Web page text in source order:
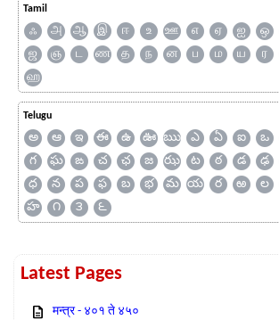
Tamil
ஃ அ ஆ இ ஈ உ ஊ எ ஏ ஐ ஒ
ஜ
ஞ ட ண த ந ன ப ம ய ர
ஹ
Telugu
అ ఆ ఇ ఈ ఉ ఊ ఋ ఎ ఏ ఐ ఒ
గ
ఘ ఙ చ ఛ జ ఝ ట ఠ డ ఢ
ధ
న ప ఫ బ భ మ య ర ఱ ల
హ
౧ ౩ ౬
Latest Pages
मन्त्र - ४०१ ते ४५०